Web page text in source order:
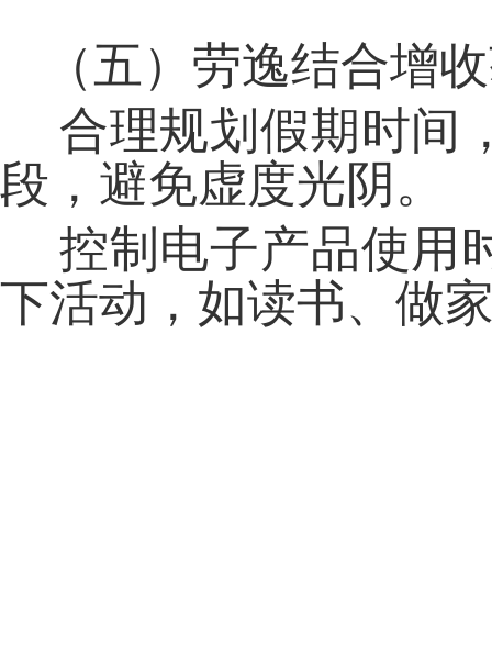
（五）劳逸结合增
合理规划假期时间
段，避免虚度光阴。
控制电子产品使用
下活动，如读书、做